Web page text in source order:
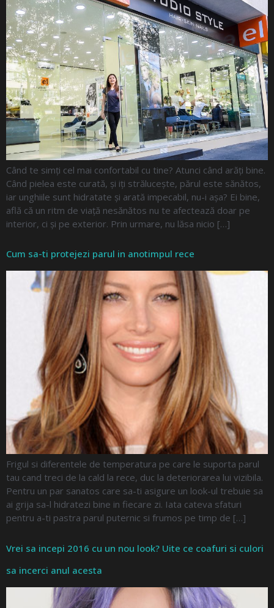
Când te simți cel mai confortabil cu tine? Atunci când arăți bine.
Când pielea este curată, și iți strălucește, părul este sănătos,
iar unghiile sunt hidratate și arată impecabil, nu-i așa? Ei bine,
află că un ritm de viață nesănătos nu te afectează doar pe
interior, ci și pe exterior. Prin urmare, nu lăsa nicio […]
Cum sa-ti protejezi parul in anotimpul rece
Frigul si diferentele de temperatura pe care le suporta parul
tau cand treci de la cald la rece, duc la deteriorarea lui vizibila.
Pentru un par sanatos care sa-ti asigure un look-ul trebuie sa
ai grija sa-l hidratezi bine in fiecare zi. Iata cateva sfaturi
pentru a-ti pastra parul puternic si frumos pe timp de […]
Vrei sa incepi 2016 cu un nou look? Uite ce coafuri si culori
sa incerci anul acesta